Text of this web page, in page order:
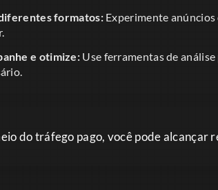
formatos:Experimente anúncios
e otimize: Use ferramentas de
do tráfego pago, você pode alcançar